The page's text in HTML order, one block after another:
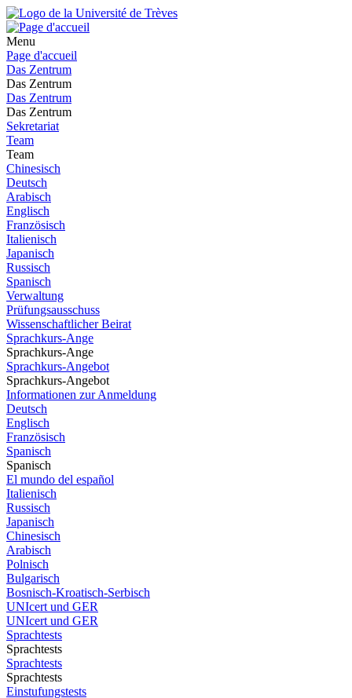
Menu
Page d'accueil
Das Zentrum
Das Zentrum
Das Zentrum
Das Zentrum
Sekretariat
Team
Team
Chinesisch
Deutsch
Arabisch
Englisch
Französisch
Italienisch
Japanisch
Russisch
Spanisch
Verwaltung
Prüfungsausschuss
Wissenschaftlicher Beirat
Sprachkurs-Ange
Sprachkurs-Ange
Sprachkurs-Angebot
Sprachkurs-Angebot
Informationen zur Anmeldung
Deutsch
Englisch
Französisch
Spanisch
Spanisch
El mundo del español
Italienisch
Russisch
Japanisch
Chinesisch
Arabisch
Polnisch
Bulgarisch
Bosnisch-Kroatisch-Serbisch
UNIcert und GER
UNIcert und GER
Sprachtests
Sprachtests
Sprachtests
Sprachtests
Einstufungstests